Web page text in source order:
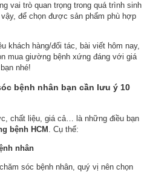
vai trò quan trọng trong quá trình sinh
để chọn được sản phẩm phù hợp
khách hàng/đối tác, bài viết hôm nay,
mua giường bệnh xứng đáng với giá
nhé!
bệnh nhân bạn cần lưu ý 10
chất liệu, giá cả… là những điều bạn
bệnh HCM . Cụ thể:
nhân
sóc bệnh nhân, quý vị nên chọn